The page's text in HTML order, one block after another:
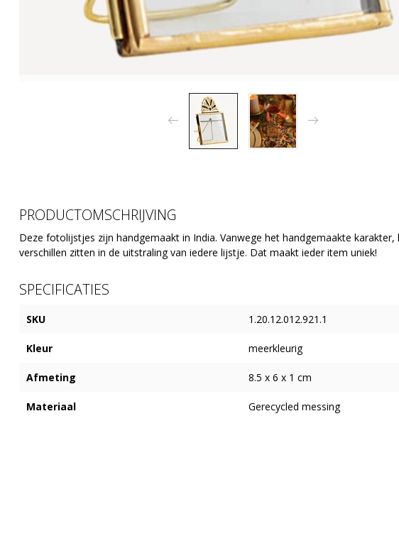
PRODUCTOMSCHRIJVING
Deze fotolijstjes zijn handgemaakt in India. Vanwege het handgemaakte karakter,
verschillen zitten in de uitstraling van iedere lijstje. Dat maakt ieder item uniek!
SPECIFICATIES
SKU 1.20.12.012.921.1
Kleur meerkleurig
Afmeting 8.5 x 6 x 1 cm
Materiaal Gerecycled messing